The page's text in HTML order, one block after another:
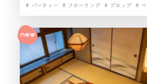
スタッフ
は人形町駅から近く
でも利用しやすいハ
す。撮影機材や荷物
る場合にも検討しや
アクセス重視の撮影
レ、インタビュー、ドラマ、CMなど幅広い撮影
徒歩3分とアクセスも良く、古民家らしい生活感
方におすすめの中央区の撮影スタジオです。
パーティー
フローリング プロップ
マルチスペース
ムービー撮影 動画撮影
小物撮影
手すり 日本家屋
昭和レト
昭和レトロ家具
歴史的建築 生活シーン
白壁
自然光 路面スタジオ 都心の隠れ
駅近
高速インターネット